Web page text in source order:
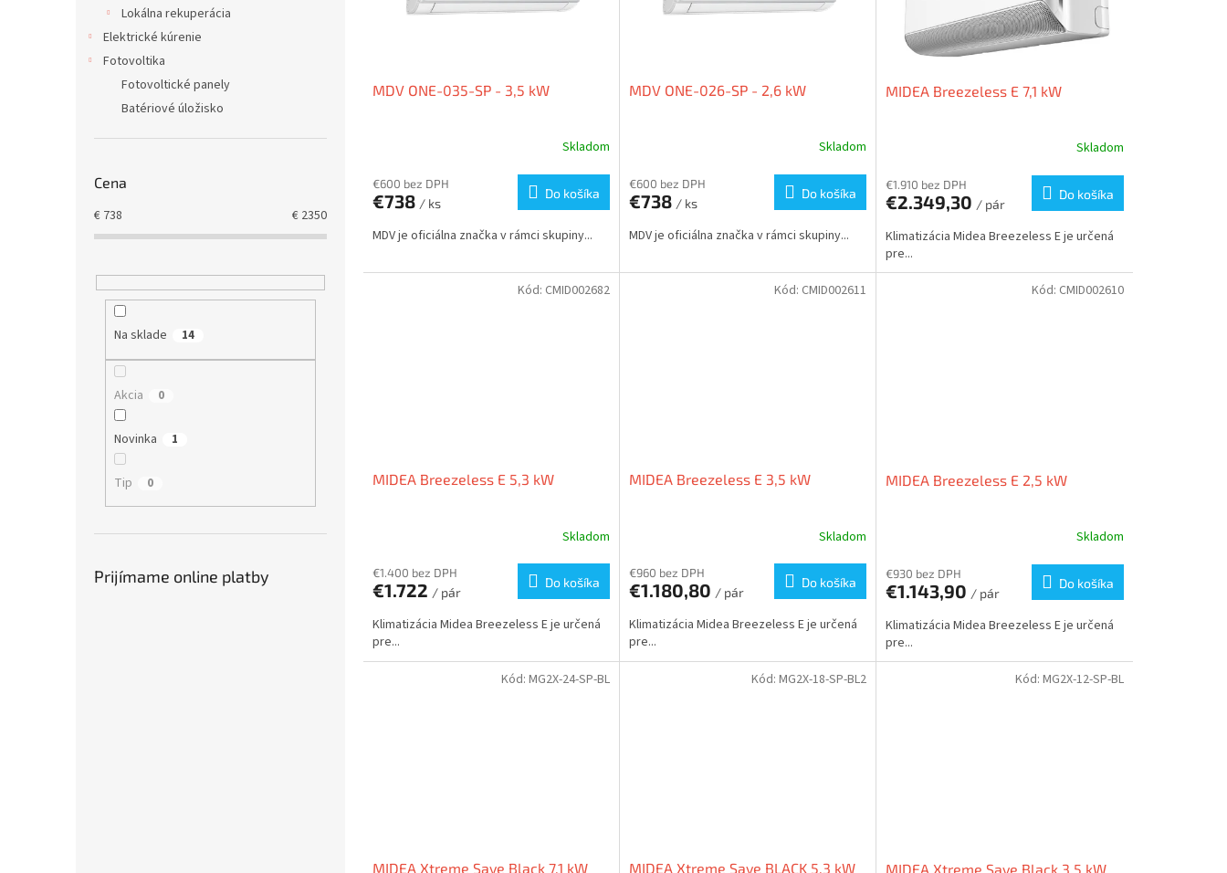
Lokálna rekuperácia
Elektrické kúrenie
Fotovoltika
Fotovoltické panely
Batériové úložisko
Cena
€ 738 € 2350
Na sklade 14
Akcia 0
Novinka 1
Tip 0
Prijímame online platby
MDV ONE-035-SP - 3,5 kW
Skladom
€600 bez DPH
€738 / ks
Do košíka
MDV je oficiálna značka v rámci skupiny...
MDV ONE-026-SP - 2,6 kW
Skladom
€600 bez DPH
€738 / ks
Do košíka
MDV je oficiálna značka v rámci skupiny...
MIDEA Breezeless E 7,1 kW
Skladom
€1.910 bez DPH
€2.349,30 / pár
Do košíka
Klimatizácia Midea Breezeless E je určená
pre...
MIDEA Breezeless E 5,3 kW
Skladom
€1.400 bez DPH
€1.722 / pár
Do košíka
Klimatizácia Midea Breezeless E je určená
pre...
Kód: CMID002682
MIDEA Breezeless E 3,5 kW
Skladom
€960 bez DPH
€1.180,80 / pár
Do košíka
Klimatizácia Midea Breezeless E je určená
pre...
Kód: CMID002611
MIDEA Breezeless E 2,5 kW
Skladom
€930 bez DPH
€1.143,90 / pár
Do košíka
Klimatizácia Midea Breezeless E je určená
pre...
Kód: CMID002610
MIDEA Xtreme Save Black 7,1 kW
Kód: MG2X-24-SP-BL
MIDEA Xtreme Save BLACK 5,3 kW
Kód: MG2X-18-SP-BL2
MIDEA Xtreme Save Black 3,5 kW
Kód: MG2X-12-SP-BL